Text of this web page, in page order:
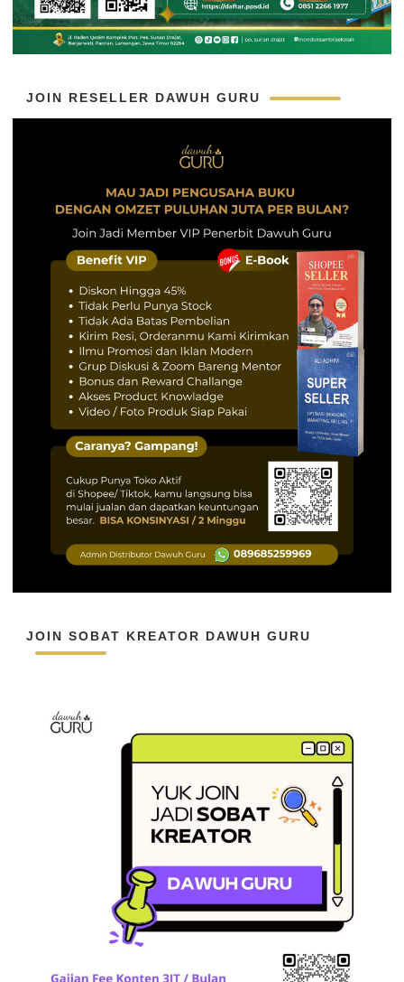
JOIN RESELLER DAWUH GURU
JOIN SOBAT KREATOR DAWUH GURU